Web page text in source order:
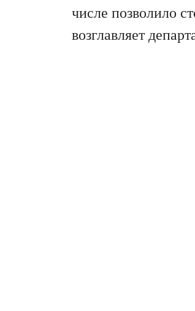
числе позволило
возглавляет